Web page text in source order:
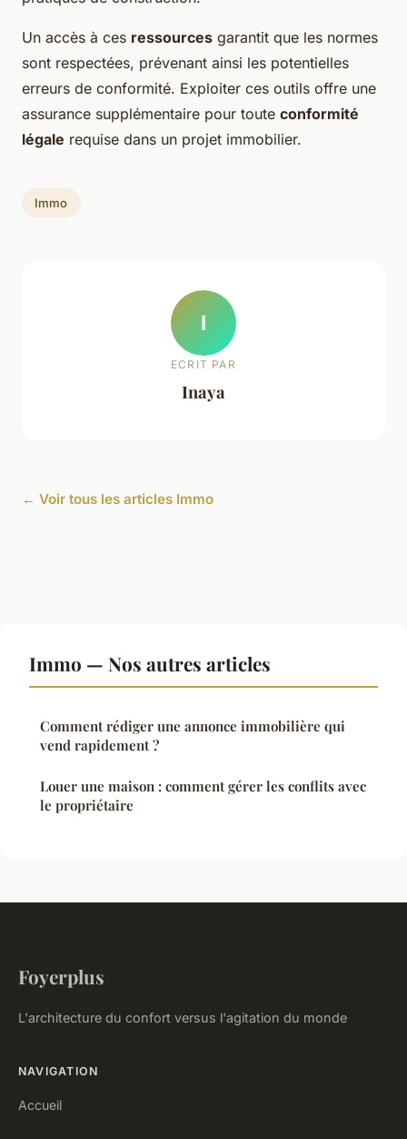
Un accès à ces ressources garantit que les normes
sont respectées, prévenant ainsi les potentielles
erreurs de conformité. Exploiter ces outils offre une
assurance supplémentaire pour toute conformité
légale requise dans un projet immobilier.
Immo
I
ECRIT PAR
Inaya
← Voir tous les articles Immo
Immo — Nos autres articles
Comment rédiger une annonce immobilière qui
vend rapidement ?
Louer une maison : comment gérer les conflits avec
le propriétaire
Foyerplus
L'architecture du confort versus l'agitation du monde
NAVIGATION
Accueil